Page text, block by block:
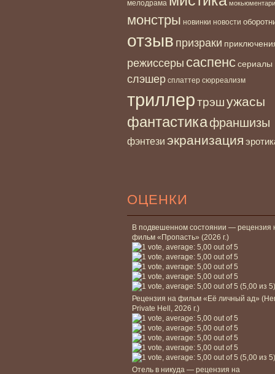
мелодрама мокьюментари
монстры новинки новости
отзыв призраки
режиссеры саспенссериалы
слэшер сплаттер сюрреализм
триллертрэшужасы
фантастикафраншизы
фэнтези экранизация
ОЦЕНКИ
В подвешенном состоянии — рецензия
фильм «Пропасть» (2026 г.)
(5,00 из 5)
Рецензия на фильм «Её личный ад»
Private Hell, 2026 г.)
(5,00 из 5)
Отель в никуда — рецензия на